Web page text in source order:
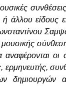
συνθέσεις
άλλου είδους
αναφέρονται οι
ερμηνευτής,
δημιουργών